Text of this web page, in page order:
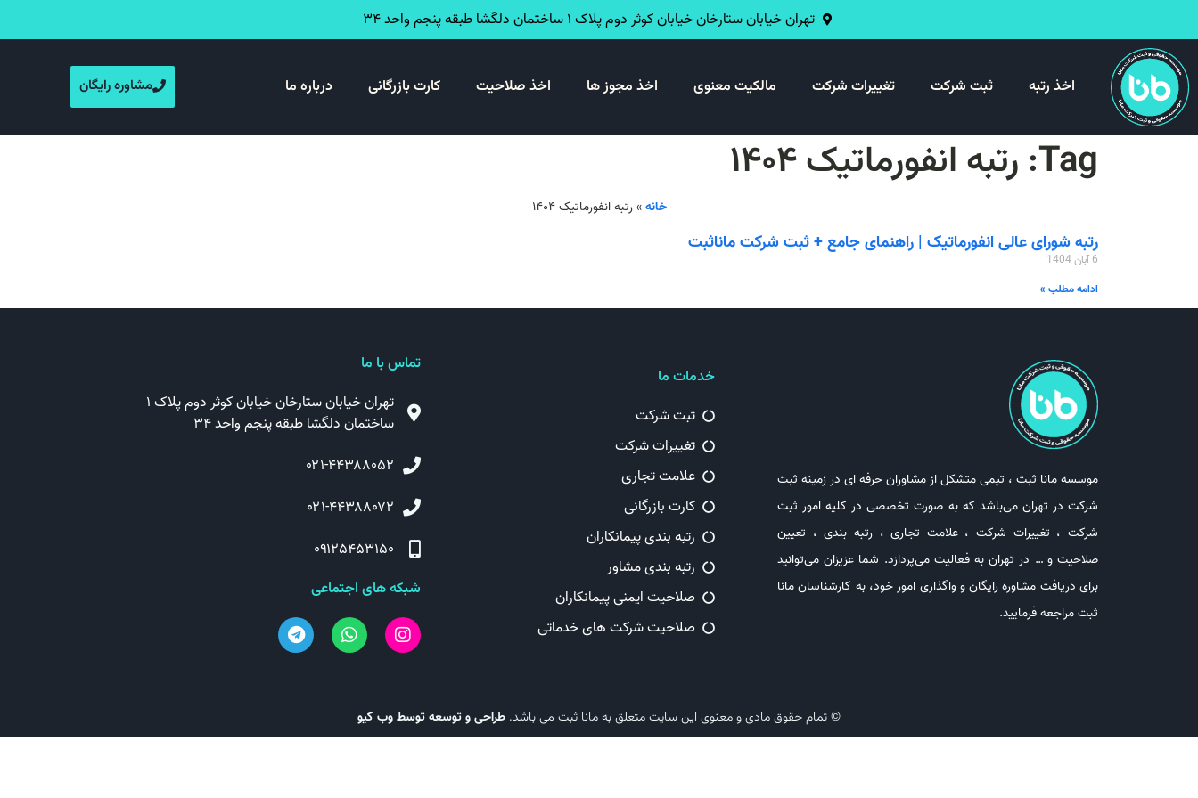
تهران خیابان ستارخان خیابان کوثر دوم پلاک ۱ ساختمان دلگشا طبقه پنجم واحد ۳۴
اخذ رتبه ثبت شرکت تغییرات شرکت مالکیت معنوی اخذ مجوز ها اخذ صلاحیت کارت بازرگانی درباره ما مشاوره رایگان
Tag: رتبه انفورماتیک ۱۴۰۴
خانه»رتبه انفورماتیک ۱۴۰۴
رتبه شورای عالی انفورماتیک | راهنمای جامع + ثبت شرکت مانا‌ثبت
6 آبان 1404
ادامه مطلب »
موسسه مانا ثبت ، تیمی متشکل از مشاوران حرفه ای در زمینه ثبت
شرکت در تهران می‌باشد که به صورت تخصصی در کلیه امور ثبت
شرکت ، تغییرات شرکت ، علامت تجاری ، رتبه بندی ، تعیین
صلاحیت و … در تهران به فعالیت می‌پردازد. شما عزیزان می‌توانید
برای دریافت مشاوره رایگان و واگذاری امور خود، به کارشناسان مانا
ثبت مراجعه فرمایید.
خدمات ما
ثبت شرکت
تغییرات شرکت
علامت تجاری
کارت بازرگانی
رتبه بندی پیمانکاران
رتبه بندی مشاور
صلاحیت ایمنی پیمانکاران
صلاحیت شرکت های خدماتی
تماس با ما
تهران خیابان ستارخان خیابان کوثر دوم پلاک ۱
ساختمان دلگشا طبقه پنجم واحد ۳۴
۰۲۱-۴۴۳۸۸۰۵۲
۰۲۱-۴۴۳۸۸۰۷۲
۰۹۱۲۵۴۵۳۱۵۰
شبکه های اجتماعی
© تمام حقوق مادی و معنوی این سایت متعلق به مانا ثبت می باشد. طراحی و توسعه توسط وب کیو